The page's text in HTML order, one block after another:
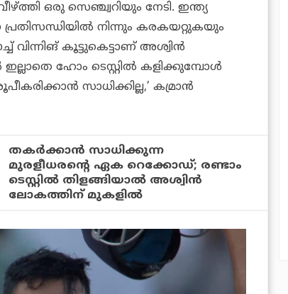
ഒരു സെഞ്ച്വറിയും നേടി. ഇന്ത്യ
പ്രതിസന്ധിയില്‍ നിന്നും കരകയറ്റുകയും
കൂട്ടുകെട്ടാണ് അശ്വിന്‍
ഹോം ടെസ്റ്റില്‍ കളിക്കുമ്പോള്‍
സാധിക്കില്ല,’ കമ്രാന്‍
തകര്‍ക്കാന്‍ സാധിക്കുന്ന
മുരളീധരന്റെ ഏക റെക്കോഡ്; രണ്ടാം
ടെസ്റ്റില്‍ തിളങ്ങിയാല്‍ അശ്വിന്‍
ലോകത്തിന് മുകളില്‍